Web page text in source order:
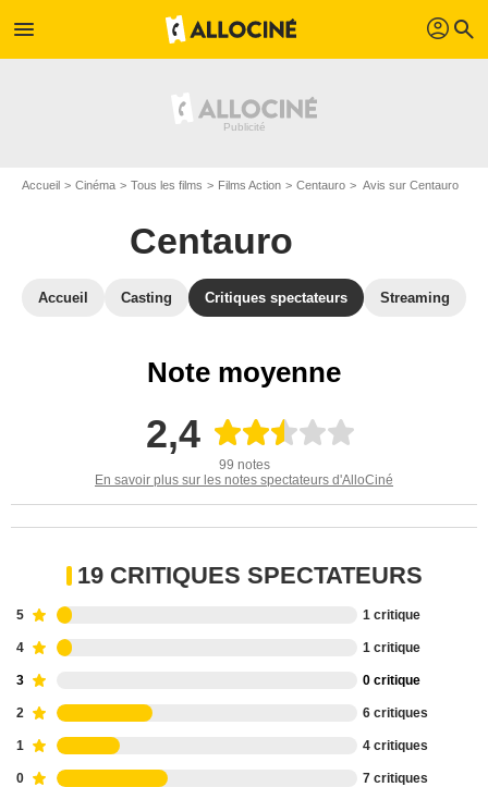
menu profil search
Accueil Cinéma Tous les films Films Action Centauro Avis sur Centauro
Centauro
Accueil Casting Critiques spectateurs Streaming
Note moyenne
2,4
99 notes
En savoir plus sur les notes spectateurs d'AlloCiné
19 CRITIQUES SPECTATEURS
5 1 critique
4 1 critique
3 0 critique
2 6 critiques
1 4 critiques
0 7 critiques